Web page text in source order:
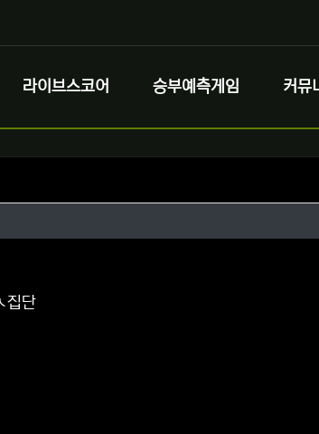
라이브스코어 승부예측게임 커뮤
집단